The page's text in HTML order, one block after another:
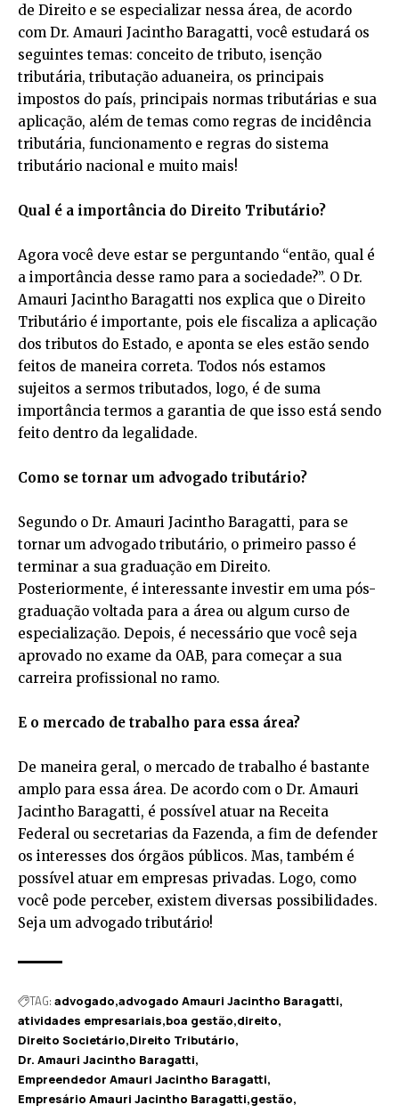
de Direito e se especializar nessa área, de acordo
com Dr. Amauri Jacintho Baragatti, você estudará os
seguintes temas: conceito de tributo, isenção
tributária, tributação aduaneira, os principais
impostos do país, principais normas tributárias e sua
aplicação, além de temas como regras de incidência
tributária, funcionamento e regras do sistema
tributário nacional e muito mais!
Qual é a importância do Direito Tributário?
Agora você deve estar se perguntando “então, qual é
a importância desse ramo para a sociedade?”. O Dr.
Amauri Jacintho Baragatti nos explica que o Direito
Tributário é importante, pois ele fiscaliza a aplicação
dos tributos do Estado, e aponta se eles estão sendo
feitos de maneira correta. Todos nós estamos
sujeitos a sermos tributados, logo, é de suma
importância termos a garantia de que isso está sendo
feito dentro da legalidade.
Como se tornar um advogado tributário?
Segundo o Dr. Amauri Jacintho Baragatti, para se
tornar um advogado tributário, o primeiro passo é
terminar a sua graduação em Direito.
Posteriormente, é interessante investir em uma pós-
graduação voltada para a área ou algum curso de
especialização. Depois, é necessário que você seja
aprovado no exame da OAB, para começar a sua
carreira profissional no ramo.
E o mercado de trabalho para essa área?
De maneira geral, o mercado de trabalho é bastante
amplo para essa área. De acordo com o Dr. Amauri
Jacintho Baragatti, é possível atuar na Receita
Federal ou secretarias da Fazenda, a fim de defender
os interesses dos órgãos públicos. Mas, também é
possível atuar em empresas privadas. Logo, como
você pode perceber, existem diversas possibilidades.
Seja um advogado tributário!
TAG: advogado advogado Amauri Jacintho Baragatti
atividades empresariais boa gestão direito
Direito Societário Direito Tributário
Dr. Amauri Jacintho Baragatti
Empreendedor Amauri Jacintho Baragatti
Empresário Amauri Jacintho Baragatti gestão